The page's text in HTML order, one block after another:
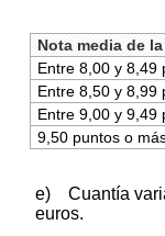
Nota media de
Entre 8,00 y 8,49
Entre 8,50 y 8,99
Entre 9,00 y 9,49
9,50 puntos o
e) Cuantía
euros.